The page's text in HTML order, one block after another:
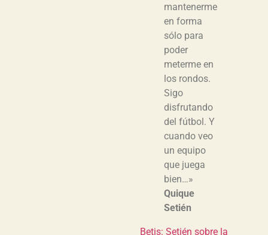
mantenerme
en forma
sólo para
poder
meterme en
los rondos.
Sigo
disfrutando
del fútbol. Y
cuando veo
un equipo
que juega
bien…»
Quique
Setién
Betis: Setién sobre la